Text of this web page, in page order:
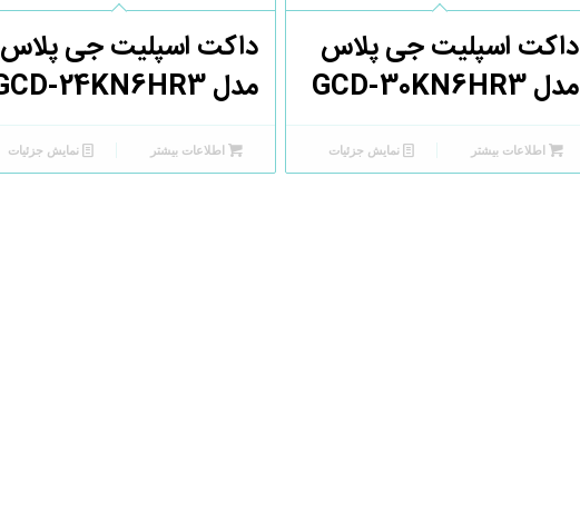
داکت اسپلیت جی پلاس
مدل GCD-30KN6HR3
اطلاعات بیشتر نمایش جزئیات
داکت اسپلیت جی پلاس
مدل GCD-24KN6HR3
اطلاعات بیشتر نمایش جزئیات